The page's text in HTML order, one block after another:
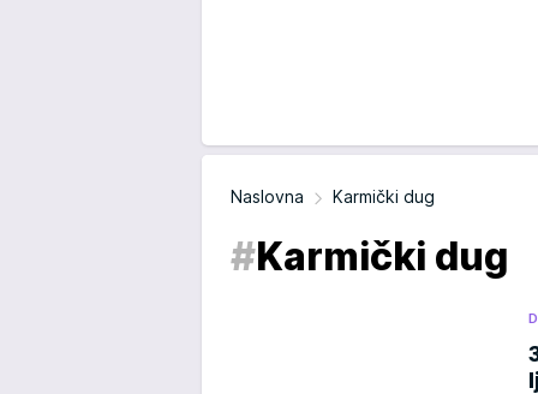
Naslovna Karmički dug
#Karmički dug